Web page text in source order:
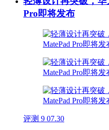
Pro即将发布
评测 9 07.30